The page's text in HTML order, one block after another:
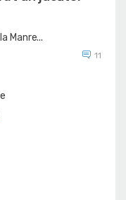
Manre...
11